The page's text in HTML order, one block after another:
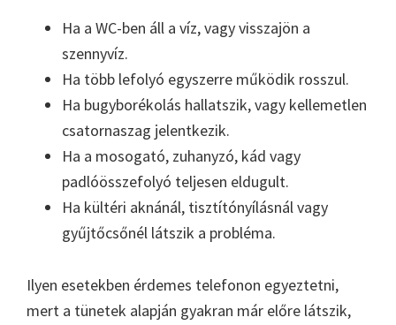
Ha a WC-ben áll a víz, vagy visszajön a
szennyvíz.
Ha több lefolyó egyszerre működik rosszul.
Ha bugyborékolás hallatszik, vagy kellemetlen
csatornaszag jelentkezik.
Ha a mosogató, zuhanyzó, kád vagy
padlóösszefolyó teljesen eldugult.
Ha kültéri aknánál, tisztítónyílásnál vagy
gyűjtőcsőnél látszik a probléma.
Ilyen esetekben érdemes telefonon egyeztetni,
mert a tünetek alapján gyakran már előre látszik,